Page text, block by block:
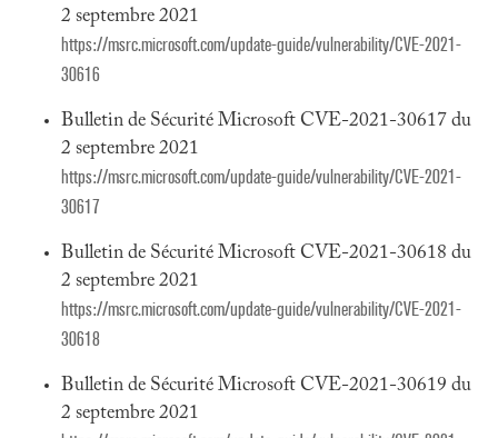
2 septembre 2021
https://msrc.microsoft.com/update-guide/vulnerability/CVE-2021-
30616
Bulletin de Sécurité Microsoft CVE-2021-30617 du
2 septembre 2021
https://msrc.microsoft.com/update-guide/vulnerability/CVE-2021-
30617
Bulletin de Sécurité Microsoft CVE-2021-30618 du
2 septembre 2021
https://msrc.microsoft.com/update-guide/vulnerability/CVE-2021-
30618
Bulletin de Sécurité Microsoft CVE-2021-30619 du
2 septembre 2021